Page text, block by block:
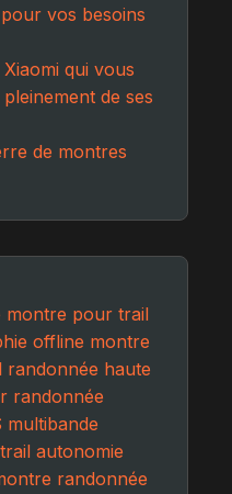
vos besoins
qui vous
de ses
de montres
montre pour trail
offline montre
randonnée haute
randonnée
multibande
autonomie
randonnée